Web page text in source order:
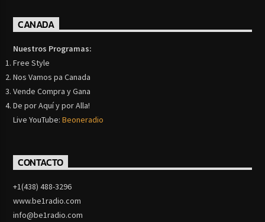
CANADA
Nuestros Programas:
Free Style
Nos Vamos pa Canada
Vende Compra y Gana
De por Aquí y por Alla!
Live YouTube:Beoneradio
CONTACTO
+1(438) 488-3296
www.be1radio.com
info@be1radio.com